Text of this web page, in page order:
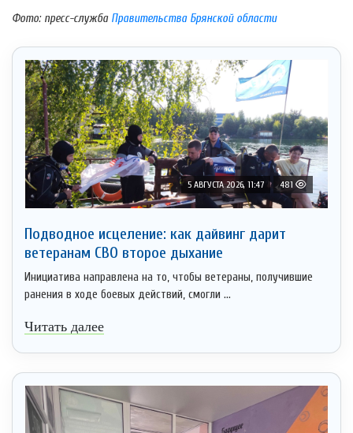
Фото: пресс-служба Правительства Брянской области
5 АВГУСТА 2026, 11:47 481
Подводное исцеление: как дайвинг дарит
ветеранам СВО второе дыхание
Инициатива направлена на то, чтобы ветераны, получившие
ранения в ходе боевых действий, смогли ...
Читать далее